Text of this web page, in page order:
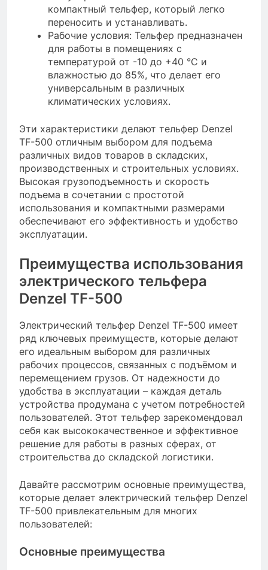
компактный тельфер, который легко
переносить и устанавливать.
Рабочие условия: Тельфер предназначен
для работы в помещениях с
температурой от -10 до +40 °C и
влажностью до 85%, что делает его
универсальным в различных
климатических условиях.
Эти характеристики делают тельфер Denzel
TF-500 отличным выбором для подъема
различных видов товаров в складских,
производственных и строительных условиях.
Высокая грузоподъемность и скорость
подъема в сочетании с простотой
использования и компактными размерами
обеспечивают его эффективность и удобство
эксплуатации.
Преимущества использования
электрического тельфера
Denzel TF-500
Электрический тельфер Denzel TF-500 имеет
ряд ключевых преимуществ, которые делают
его идеальным выбором для различных
рабочих процессов, связанных с подъёмом и
перемещением грузов. От надежности до
удобства в эксплуатации – каждая деталь
устройства продумана с учетом потребностей
пользователей. Этот тельфер зарекомендовал
себя как высококачественное и эффективное
решение для работы в разных сферах, от
строительства до складской логистики.
Давайте рассмотрим основные преимущества,
которые делает электрический тельфер Denzel
TF-500 привлекательным для многих
пользователей:
Основные преимущества